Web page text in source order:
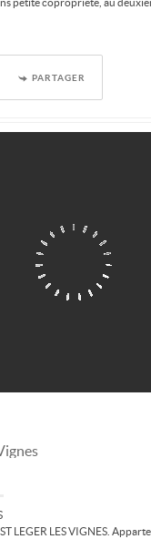
PARTAGER
LEGER LES VIGNES.